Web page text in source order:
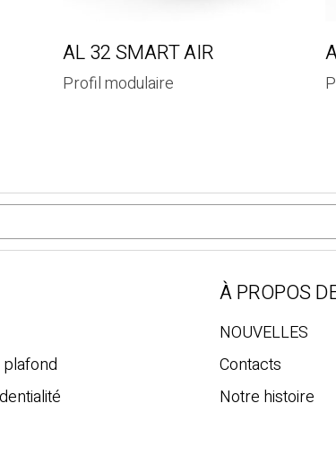
AL 32 SMART AIR
Profil modulaire
À PROPOS
NOUVELLES
Contacts
Notre histoire